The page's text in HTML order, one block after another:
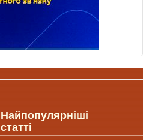
Найпопулярніші
статті